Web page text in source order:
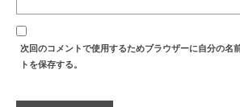
次回のコメントで使用するためブラウザーに自分の名
トを保存する。